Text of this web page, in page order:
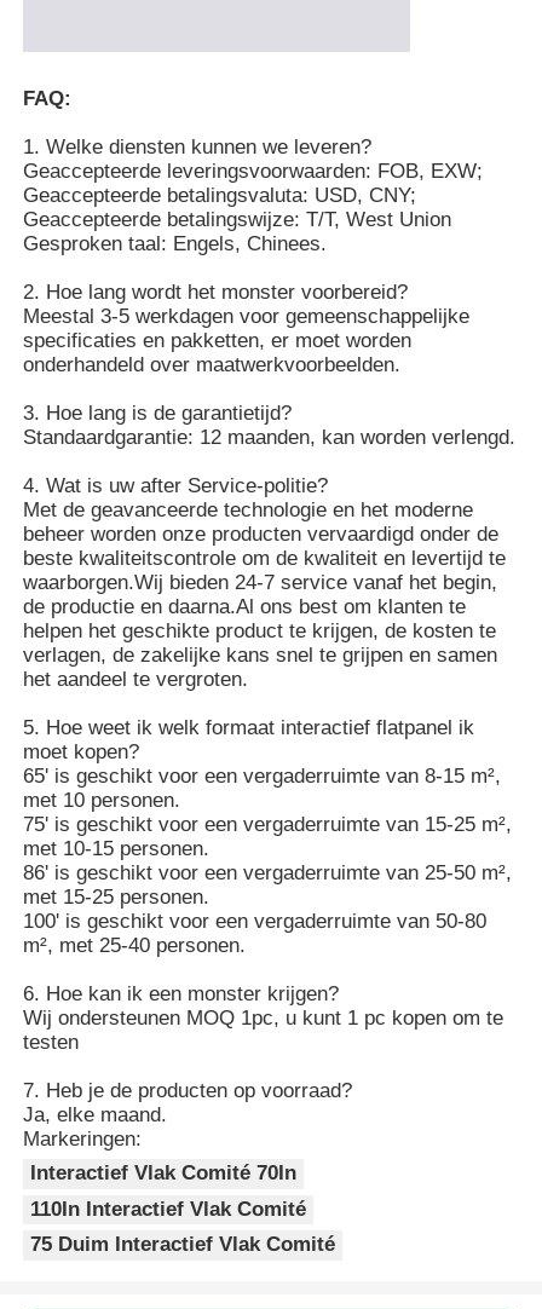
FAQ:
1. Welke diensten kunnen we leveren?
Geaccepteerde leveringsvoorwaarden: FOB, EXW;
Geaccepteerde betalingsvaluta: USD, CNY;
Geaccepteerde betalingswijze: T/T, West Union
Gesproken taal: Engels, Chinees.
2. Hoe lang wordt het monster voorbereid?
Meestal 3-5 werkdagen voor gemeenschappelijke
specificaties en pakketten, er moet worden
onderhandeld over maatwerkvoorbeelden.
3. Hoe lang is de garantietijd?
Standaardgarantie: 12 maanden, kan worden verlengd.
4. Wat is uw after Service-politie?
Met de geavanceerde technologie en het moderne
beheer worden onze producten vervaardigd onder de
beste kwaliteitscontrole om de kwaliteit en levertijd te
waarborgen.Wij bieden 24-7 service vanaf het begin,
de productie en daarna.Al ons best om klanten te
helpen het geschikte product te krijgen, de kosten te
verlagen, de zakelijke kans snel te grijpen en samen
het aandeel te vergroten.
5. Hoe weet ik welk formaat interactief flatpanel ik
moet kopen?
65' is geschikt voor een vergaderruimte van 8-15 m²,
met 10 personen.
75' is geschikt voor een vergaderruimte van 15-25 m²,
met 10-15 personen.
86' is geschikt voor een vergaderruimte van 25-50 m²,
met 15-25 personen.
100' is geschikt voor een vergaderruimte van 50-80
m², met 25-40 personen.
6. Hoe kan ik een monster krijgen?
Wij ondersteunen MOQ 1pc, u kunt 1 pc kopen om te
testen
7. Heb je de producten op voorraad?
Ja, elke maand.
Markeringen:
Interactief Vlak Comité 70In
110In Interactief Vlak Comité
75 Duim Interactief Vlak Comité